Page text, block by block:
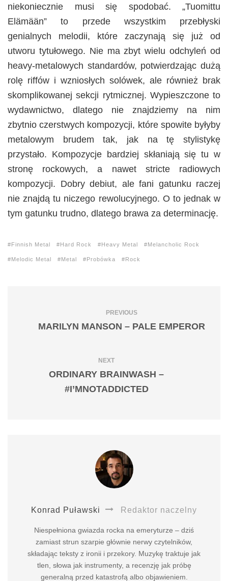
niekoniecznie musi się spodobać. „Tuomittu
Elämään” to przede wszystkim przebłyski
genialnych melodii, które zaczynają się już od
utworu tytułowego. Nie ma zbyt wielu odchyleń od
heavy-metalowych standardów, potwierdzając dużą
rolę riffów i wzniosłych solówek, ale również brak
skomplikowanej sekcji rytmicznej. Wypieszczone to
wydawnictwo, dlatego nie znajdziemy na nim
zbytnio czerstwych kompozycji, które spowite byłyby
metalowym brudem tak, jak na tę stylistykę
przystało. Kompozycje bardziej skłaniają się tu w
stronę rockowych, a nawet stricte radiowych
kompozycji. Dobry debiut, ale fani gatunku raczej
nie znajdą tu niczego rewolucyjnego. O to jednak w
tym gatunku trudno, dlatego brawa za determinację.
Finnish Metal Hard Rock Heavy Metal Melancholic Rock
Melodic Metal Metal Probówka Rock
PREVIOUS
MARILYN MANSON – PALE EMPEROR
NEXT
ORDINARY BRAINWASH –
#I’MNOTADDICTED
Konrad Puławski Redaktor naczelny
Niespełniona gwiazda rocka na emeryturze – dziś
zamiast strun szarpie głównie nerwy czytelników,
składając teksty z ironii i przekory. Muzykę traktuje jak
tlen, słowa jak instrumenty, a recenzję jak próbę
generalną przed katastrofą albo objawieniem.